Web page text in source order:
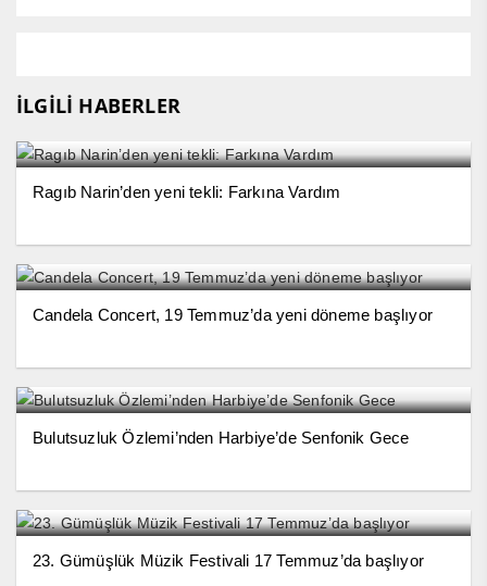
İLGİLİ HABERLER
Ragıb Narin’den yeni tekli: Farkına Vardım
Candela Concert, 19 Temmuz’da yeni döneme başlıyor
Bulutsuzluk Özlemi’nden Harbiye’de Senfonik Gece
23. Gümüşlük Müzik Festivali 17 Temmuz’da başlıyor